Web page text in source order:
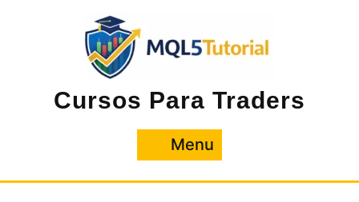
Cursos Para Traders
Menu